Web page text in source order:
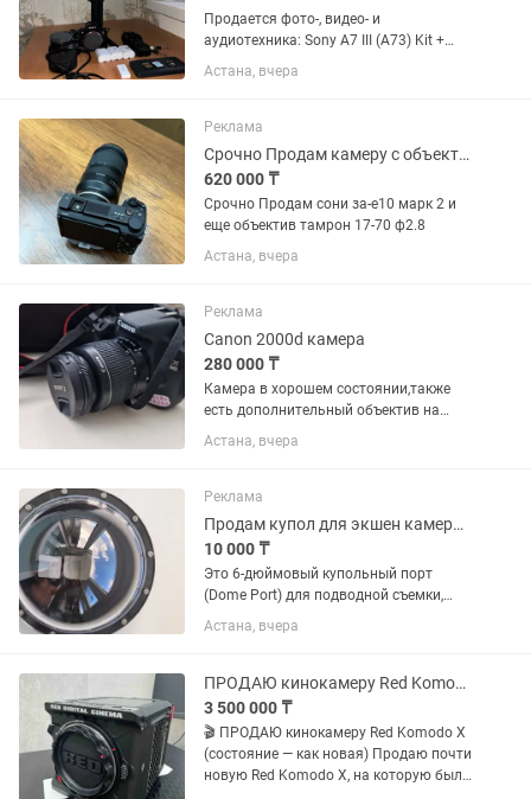
Продается фото-, видео- и
аудиотехника: Sony A7 III (A73) Kit +
объектив 28–70mm f/3.5–5.6 DJI Ronin
Аудиорекордер Tascam...
Астана, вчера
Реклама
Срочно Продам камеру с объективом
620 000 ₸
Срочно Продам сони за-е10 марк 2 и
еще объектив тамрон 17-70 ф2.8
Астана, вчера
Реклама
Canon 2000d камера
280 000 ₸
Камера в хорошем состоянии,также
есть дополнительный объектив на
50мм,сумка для камеры,картридер и
карта памяти на 256 гигов,вообщем
Астана, вчера
Реклама
Продам купол для экшен камеры GoPro
10 000 ₸
Это 6-дюймовый купольный порт
(Dome Port) для подводной съемки,
предназначенный для использования
с экшн-камерами.Упаковка содержит
разделяющих водную поверхность...
Астана, вчера
ПРОДАЮ кинокамеру Red Komodo X
3 500 000 ₸
🎬 ПРОДАЮ кинокамеру Red Komodo X
(состояние — как новая) Продаю почти
новую Red Komodo X, на которую были